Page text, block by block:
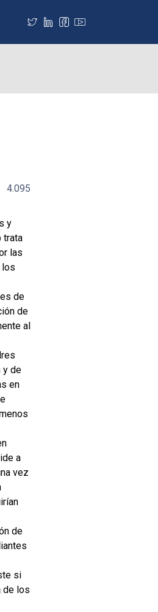
4.095
y
trata
las
los
de
de
al
y de
en
a
vez
de
si
de los